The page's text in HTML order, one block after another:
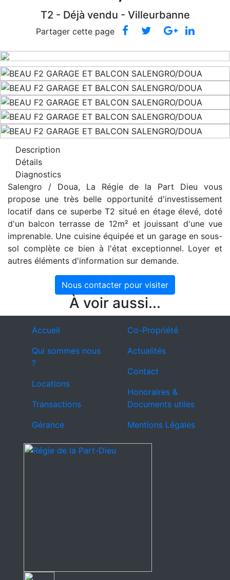
T2 - Déjà vendu - Villeurbanne
Partager cette page
Description
Détails
Diagnostics
Salengro / Doua, La Régie de la Part Dieu vous
propose une très belle opportunité d'investissement
locatif dans ce superbe T2 situé en étage élevé, doté
d'un balcon terrasse de 12m² et jouissant d'une vue
imprenable. Une cuisine équipée et un garage en sous-
sol complète ce bien à l'état exceptionnel. Loyer et
autres éléments d'information sur demande.
Nous contacter pour visiter
À voir aussi...
Accueil
Qui sommes nous
?
Locations
Transactions
Gérance
Co-Propriété
Actualités
Contact
Honoraires &
Documents utiles
Mentions Légales